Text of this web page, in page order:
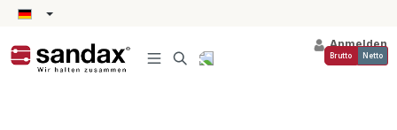
springen
Anmelden
Brutto Netto